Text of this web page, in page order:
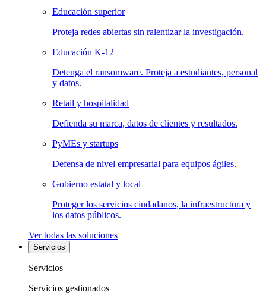
Educación superior
Proteja redes abiertas sin ralentizar la investigación.
Educación K-12
Detenga el ransomware. Proteja a estudiantes, personal
y datos.
Retail y hospitalidad
Defienda su marca, datos de clientes y resultados.
PyMEs y startups
Defensa de nivel empresarial para equipos ágiles.
Gobierno estatal y local
Proteger los servicios ciudadanos, la infraestructura y
los datos públicos.
Ver todas las soluciones
Servicios
Servicios
Servicios gestionados